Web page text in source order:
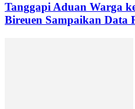
Tanggapi Aduan Warga
Bireuen Sampaikan Data